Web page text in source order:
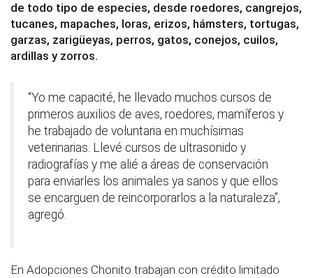
de todo tipo de especies, desde roedores, cangrejos,
tucanes, mapaches, loras, erizos, hámsters, tortugas,
garzas, zarigüeyas, perros, gatos, conejos, cuilos,
ardillas y zorros.
“Yo me capacité, he llevado muchos cursos de
primeros auxilios de aves, roedores, mamíferos y
he trabajado de voluntaria en muchísimas
veterinarias. Llevé cursos de ultrasonido y
radiografías y me alié a áreas de conservación
para enviarles los animales ya sanos y que ellos
se encarguen de reincorporarlos a la naturaleza”,
agregó.
En Adopciones Chonito trabajan con crédito limitado